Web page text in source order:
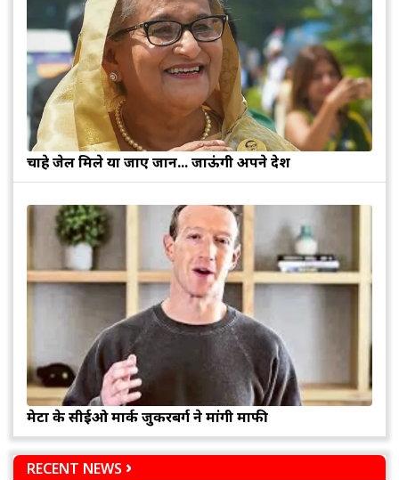
चाहे जेल मिले या जाए जान... जाऊंगी अपने देश
मेटा के सीईओ मार्क जुकरबर्ग ने मांगी माफी
RECENT NEWS